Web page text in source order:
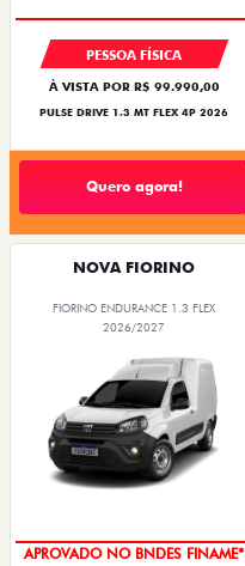
PESSOA FÍSICA
À VISTA POR R$ 99.990,00
PULSE DRIVE 1.3 MT FLEX 4P 2026
Quero agora!
NOVA FIORINO
FIORINO ENDURANCE 1.3 FLEX
2026/2027
APROVADO NO BNDES FINAME*